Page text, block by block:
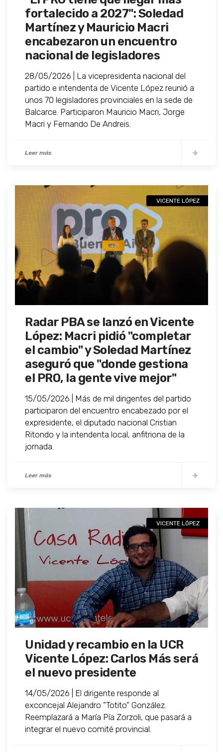
fortalecido a 2027": Soledad
Martínez y Mauricio Macri
encabezaron un encuentro
nacional de legisladores
28/05/2026 | La vicepresidenta nacional del
partido e intendenta de Vicente López reunió a
unos 70 legisladores provinciales en la sede de
Balcarce. Participaron Mauricio Macri, Jorge
Macri y Fernando De Andreis.
Leer más
VICENTE LÓPEZ
Radar PBA se lanzó en Vicente
López: Macri pidió "completar
el cambio" y Soledad Martínez
aseguró que "donde gestiona
el PRO, la gente vive mejor"
15/05/2026 | Más de mil dirigentes del partido
participaron del encuentro encabezado por el
expresidente, el diputado nacional Cristian
Ritondo y la intendenta local, anfitriona de la
jornada.
Leer más
VICENTE LÓPEZ
Unidad y recambio en la UCR
Vicente López: Carlos Más será
el nuevo presidente
14/05/2026 | El dirigente responde al
exconcejal Alejandro "Totito" González.
Reemplazará a María Pía Zorzoli, que pasará a
integrar el nuevo comité provincial.